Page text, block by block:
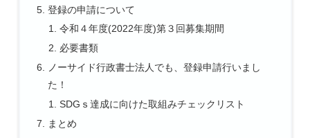
登録の申請について
令和４年度(2022年度)第３回募集期間
必要書類
ノーサイド行政書士法人でも、登録申請行いまし
た！
SDGｓ達成に向けた取組みチェックリスト
まとめ